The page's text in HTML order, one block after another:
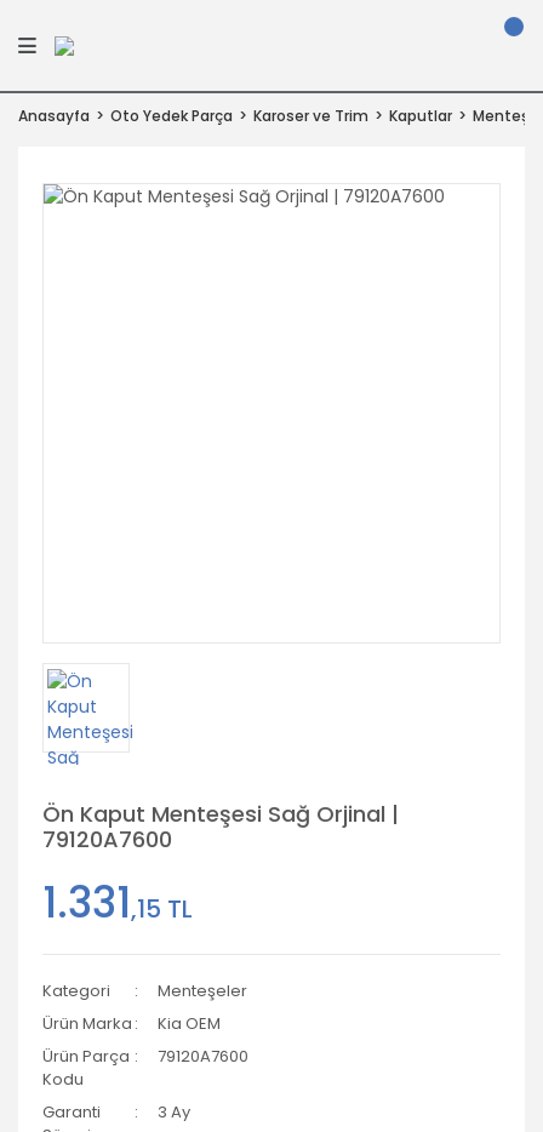
Anasayfa Oto Yedek Parça Karoser ve Trim Kaputlar
Ön Kaput Menteşesi Sağ Orjinal |
79120A7600
1.331,15 TL
Kategori
Menteşeler
Ürün Marka
Kia OEM
Ürün Parça
Kodu
79120A7600
Garanti
3 Ay